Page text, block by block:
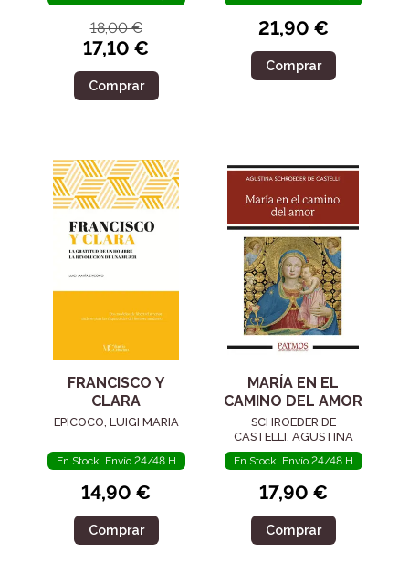
18,00 €
17,10 €
Comprar
21,90 €
Comprar
FRANCISCO Y
CLARA
EPICOCO, LUIGI MARIA
En Stock. Envío 24/48 H
14,90 €
Comprar
MARÍA EN EL
CAMINO DEL AMOR
SCHROEDER DE
CASTELLI, AGUSTINA
En Stock. Envío 24/48 H
17,90 €
Comprar